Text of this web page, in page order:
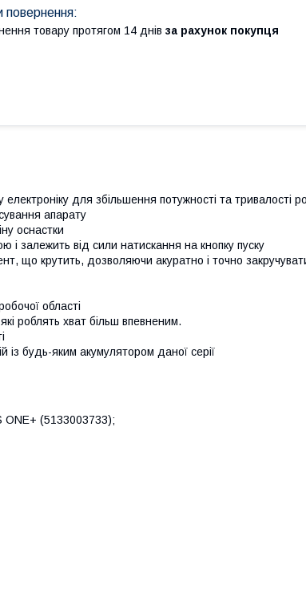
товару протягом 14 днів за рахунок покупця
для збільшення потужності та тривалості
апарату
оснастки
і залежить від сили натискання на кнопку пуску
що крутить, дозволяючи акуратно і точно
області
роблять хват більш впевненим.
із будь-яким акумулятором даної серії
ONE+ (5133003733);